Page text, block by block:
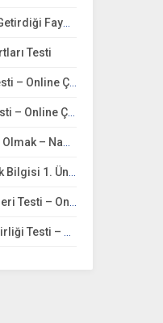
Faydalar Testi
Testi
– Online Çöz
– Online Çöz
İbadeti Testi
İnancı Çalışmaları
– Online Çöz
– Online Çöz